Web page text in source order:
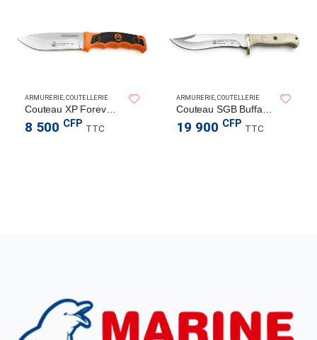
ARMURERIE COUTELLERIE
Couteau XP Forever Knife
8 500 CFP TTC
ARMURERIE COUTELLERIE
19 900 CFP TTC